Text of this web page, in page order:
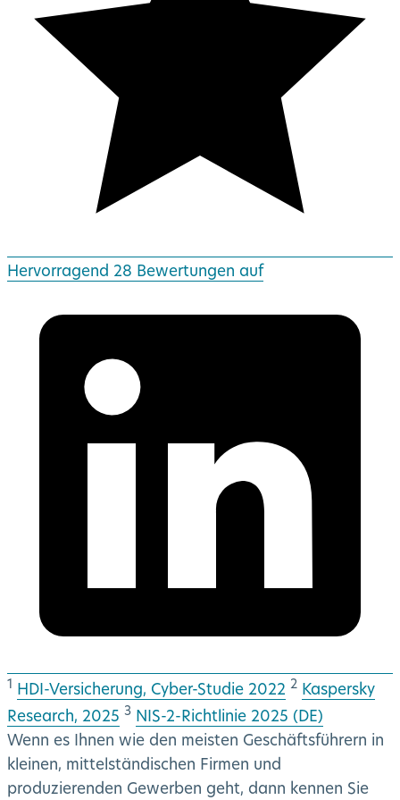
Hervorragend 28 Bewertungen auf
1 HDI-Versicherung, Cyber-Studie 2022 2 Kaspersky
Research, 2025 3 NIS-2-Richtlinie 2025 (DE)
Wenn es Ihnen wie den meisten Geschäftsführern in
kleinen, mittelständischen Firmen und
produzierenden Gewerben geht, dann kennen Sie